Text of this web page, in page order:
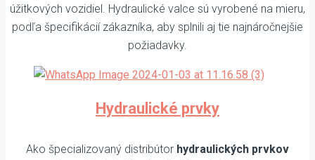
úžitkových vozidiel. Hydraulické valce sú vyrobené na mieru,
podľa špecifikácií zákazníka, aby splnili aj tie najnáročnejšie
požiadavky.
Hydraulické prvky
Ako špecializovaný distribútor hydraulických prvkov